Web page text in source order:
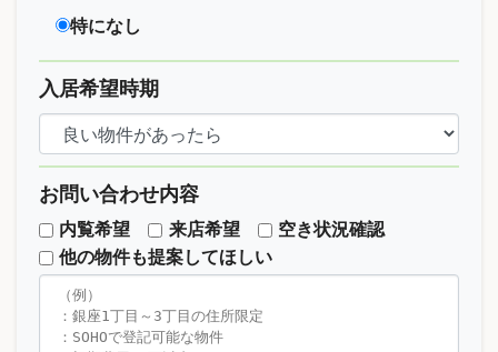
特になし
入居希望時期
お問い合わせ内容
内覧希望 来店希望
空き状況確認
他の物件も提案してほしい